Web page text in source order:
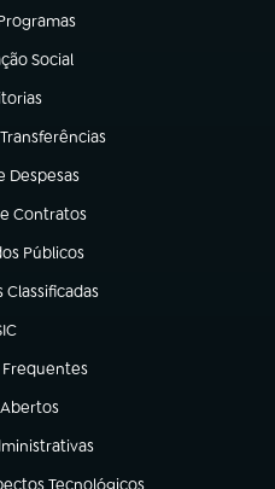
aba)
Social
nova aba)
em nova aba)
aba)
Despesas
aba)
Contratos
aba)
Públicos
aba)
aba)
em nova aba)
aba)
nova aba)
aba)
Tecnológicos